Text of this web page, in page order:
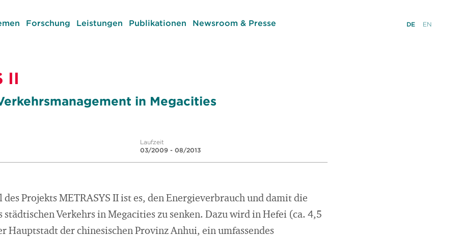
Forschung Leistungen Publikationen Newsroom & Presse DE EN
II
in Megacities
Laufzeit
03/2009 - 08/2013
Projekts METRASYS II ist es, den Energieverbrauch und damit die
städtischen Verkehrs in Megacities zu senken. Dazu wird in Hefei (ca. 4,5
Hauptstadt der chinesischen Provinz Anhui, ein umfassendes